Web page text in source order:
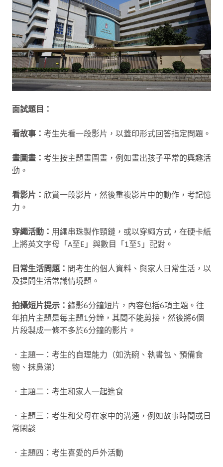
面試題目：
看故事： 考生先看一段影片，以蓋印形式回答指定問題。
畫圖畫： 考生按主題畫圖畫，例如畫出孩子平常的興趣活
動。
看影片： 欣賞一段影片，然後重複影片中的動作，考記憶
力。
穿繩活動： 用繩串珠製作頸鏈，或以穿繩方式，在硬卡紙
上將英文字母「A至E」與數目「1至5」配對。
日常生活問題： 問考生的個人資料、與家人日常生活，以
及提問生活常識情境題。
拍攝短片提示： 錄影6分鐘短片，內容包括6項主題。往
年拍片主題是每主題1分鐘，其間不能剪接，然後將6個
片段製成一條不多於6分鐘的影片。
．主題一：考生的自理能力（如洗碗、執書包、預備食
物、抹鼻涕）
．主題二：考生和家人一起進食
．主題三：考生和父母在家中的溝通，例如故事時間或日
常閑談
．主題四：考生喜愛的戶外活動